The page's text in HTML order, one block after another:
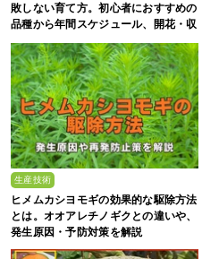
敗しない育て方。初心者におすすめの
品種から年間スケジュール、開花・収
穫のコツまで徹底解説
生産技術
ヒメムカシヨモギの効果的な駆除方法
とは。オオアレチノギクとの違いや、
発生原因・予防対策を解説